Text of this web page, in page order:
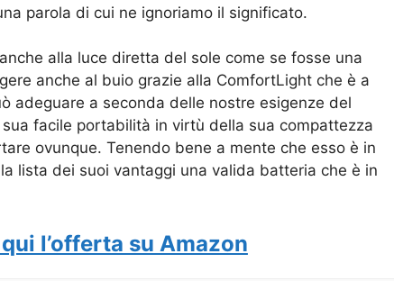
parola di cui ne ignoriamo il significato.
alla luce diretta del sole come se fosse una
anche al buio grazie alla ComfortLight che è a
adeguare a seconda delle nostre esigenze del
facile portabilità in virtù della sua compattezza
ovunque. Tenendo bene a mente che esso è in
lista dei suoi vantaggi una valida batteria che è in
l’offerta su Amazon